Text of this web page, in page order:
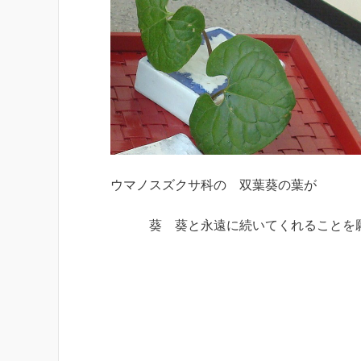
ウマノスズクサ科の 双葉葵の葉が
葵 葵と永遠に続いてくれることを